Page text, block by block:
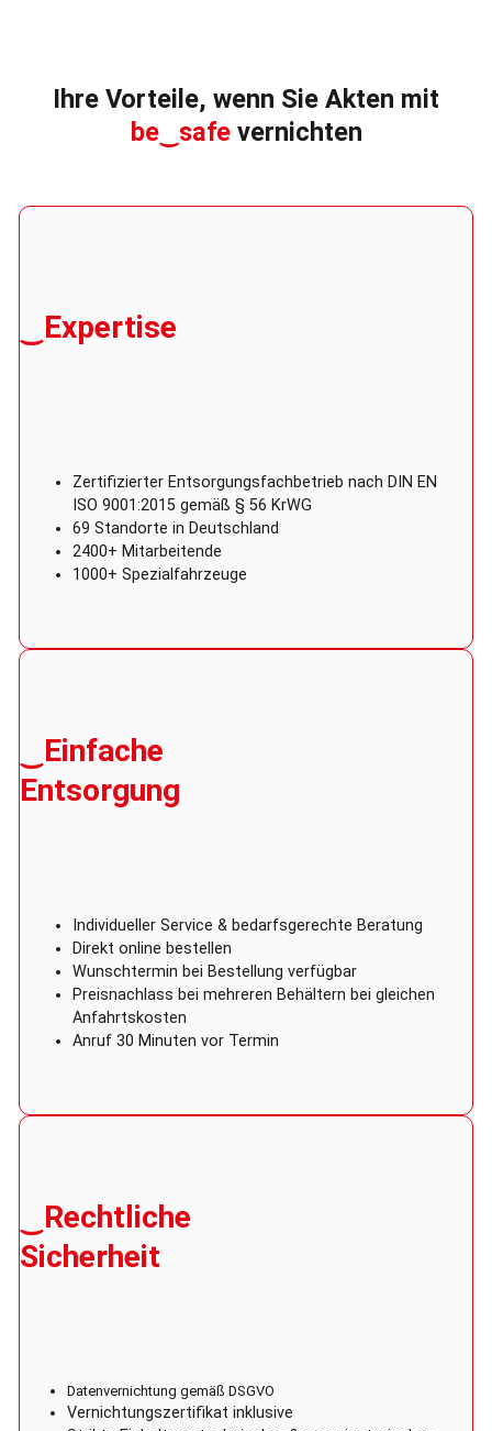
Ihre Vorteile, wenn Sie Akten mit
be‿safe vernichten
‿Expertise
Zertifizierter Entsorgungsfachbetrieb nach DIN EN
ISO 9001:2015 gemäß § 56 KrWG
69 Standorte in Deutschland
2400+ Mitarbeitende
1000+ Spezialfahrzeuge
‿Einfache
Entsorgung
Individueller Service & bedarfsgerechte Beratung
Direkt online bestellen
Wunschtermin bei Bestellung verfügbar
Preisnachlass bei mehreren Behältern bei gleichen
Anfahrtskosten
Anruf 30 Minuten vor Termin
‿Rechtliche
Sicherheit
Datenvernichtung gemäß DSGVO
Vernichtungszertifikat inklusive